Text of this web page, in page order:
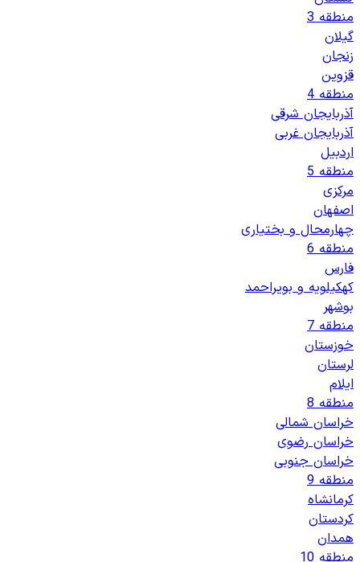
منطقه 3
گیلان
زنجان
قزوین
منطقه 4
آذربایجان شرقی
آذربایجان غربی
اردبیل
منطقه 5
مرکزی
اصفهان
چهارمحال و بختیاری
منطقه 6
فارس
کهکیلویه و بویراحمد
بوشهر
منطقه 7
خوزستان
لرستان
ایلام
منطقه 8
خراسان شمالی
خراسان رضوی
خراسان جنوبی
منطقه 9
کرمانشاه
کردستان
همدان
منطقه 10